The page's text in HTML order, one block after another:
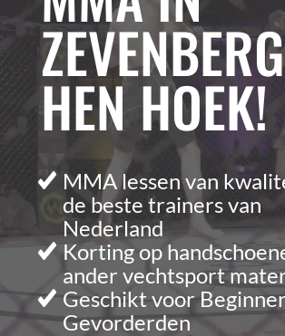
HEN HOEK!
MMA lessen van
de beste trainers van
Nederland
Korting op
ander vechtsport
Geschikt voor
Gevorderden